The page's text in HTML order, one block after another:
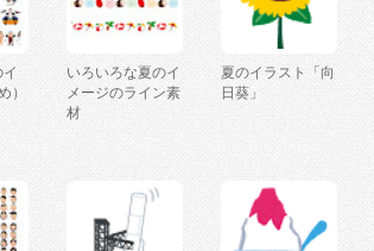
）
いろいろな夏のイ
メージのライン素
材
夏のイラスト「向
日葵」